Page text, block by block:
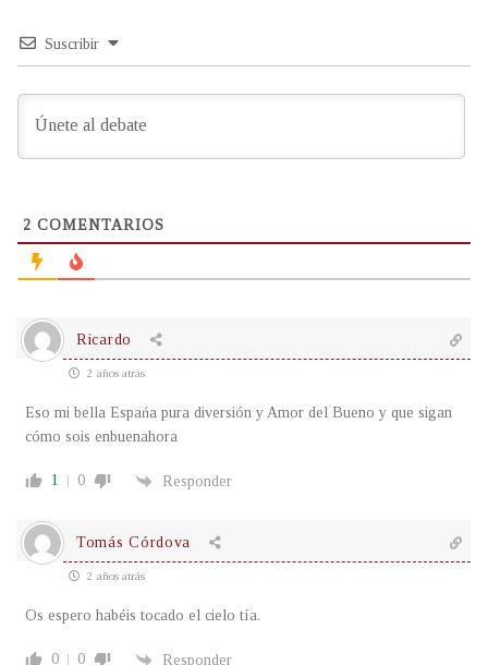
Suscribir
2 COMENTARIOS
Ricardo
2 años atrás
Eso mi bella Espańa pura diversión y Amor del Bueno y que sigan
cómo sois enbuenahora
1 0 Responder
Tomás Córdova
2 años atrás
Os espero habéis tocado el cielo tía.
0 0 Responder